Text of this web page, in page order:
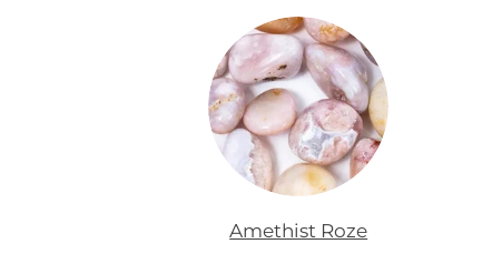
Amethist Roze